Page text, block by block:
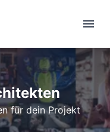
für dein Projekt